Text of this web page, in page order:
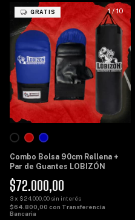
1/ 10
GRATIS
Combo Bolsa 90cm Rellena +
Par de Guantes LOBIZÓN
$72.000,00
3x $24.000,00 sin interés
$64.800,00 con Transferencia
Bancaria